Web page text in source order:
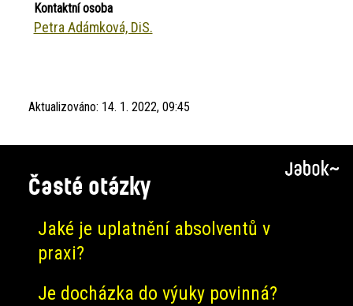
Kontaktní osoba
Petra Adámková, DiS.
Aktualizováno: 14. 1. 2022, 09:45
Časté otázky
Jaké je uplatnění absolventů v
praxi?
Je docházka do výuky povinná?